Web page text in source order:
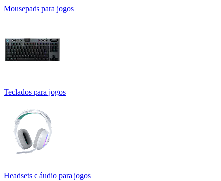
Mousepads para jogos
Teclados para jogos
Headsets e áudio para jogos